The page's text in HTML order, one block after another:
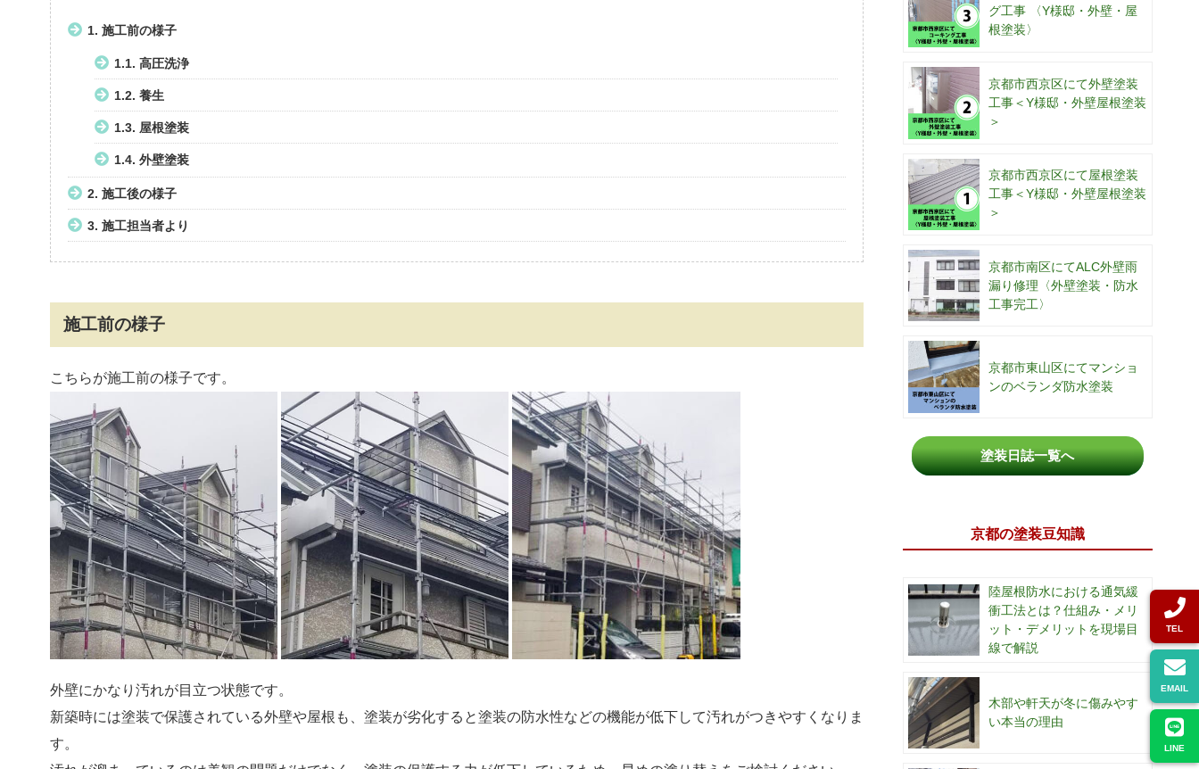
1. 施工前の様子
1.1. 高圧洗浄
1.2. 養生
1.3. 屋根塗装
1.4. 外壁塗装
2. 施工後の様子
3. 施工担当者より
施工前の様子
こちらが施工前の様子です。
外壁にかなり汚れが目立つ状態です。
新築時には塗装で保護されている外壁や屋根も、塗装が劣化すると塗装の防水性などの機能が低下して汚れがつきやすくなりま
す。
グ工事 〈Y様邸・外壁・屋
根塗装〉
京都市西京区にて外壁塗装
工事＜Y様邸・外壁屋根塗装
＞
京都市西京区にて屋根塗装
工事＜Y様邸・外壁屋根塗装
＞
京都市南区にてALC外壁雨
漏り修理〈外壁塗装・防水
工事完工〉
京都市東山区にてマンショ
ンのベランダ防水塗装
塗装日誌一覧へ
京都の塗装豆知識
陸屋根防水における通気緩
衝工法とは？仕組み・メリ
ット・デメリットを現場目
線で解説
木部や軒天が冬に傷みやす
い本当の理由
TEL
EMAIL
LINE